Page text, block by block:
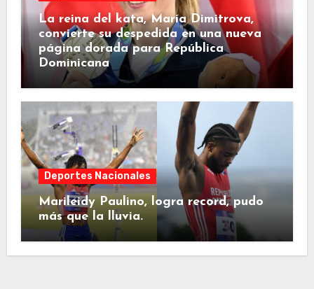
La reina del kata, María Dimitrova,
convierte su despedida en una nueva
página dorada para República
Dominicana
Deportes Nacionales
Marileidy Paulino, logra record, pudo
más que la lluvia.